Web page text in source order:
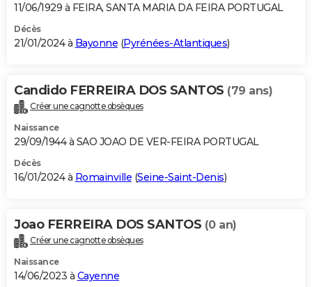
11/06/1929 à FEIRA, SANTA MARIA DA FEIRA PORTUGAL
Décès
21/01/2024 à Bayonne (Pyrénées-Atlantiques)
Candido FERREIRA DOS SANTOS (79 ans)
Créer une cagnotte obsèques
Naissance
29/09/1944 à SAO JOAO DE VER-FEIRA PORTUGAL
Décès
16/01/2024 à Romainville (Seine-Saint-Denis)
Joao FERREIRA DOS SANTOS (0 an)
Créer une cagnotte obsèques
Naissance
14/06/2023 à Cayenne